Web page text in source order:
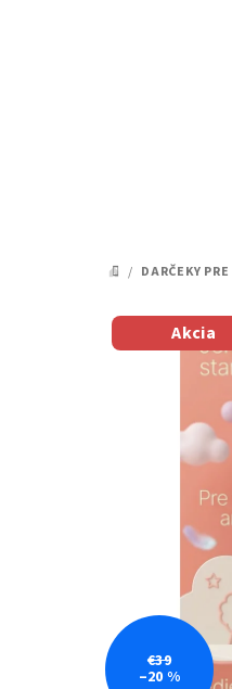
DOMOV
/ DARČEKY
Akcia
€39
–20 %